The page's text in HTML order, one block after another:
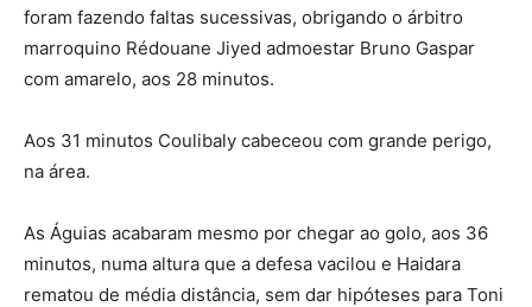
foram fazendo faltas sucessivas, obrigando o árbitro
marroquino Rédouane Jiyed admoestar Bruno Gaspar
com amarelo, aos 28 minutos.
Aos 31 minutos Coulibaly cabeceou com grande perigo,
na área.
As Águias acabaram mesmo por chegar ao golo, aos 36
minutos, numa altura que a defesa vacilou e Haidara
rematou de média distância, sem dar hipóteses para Toni